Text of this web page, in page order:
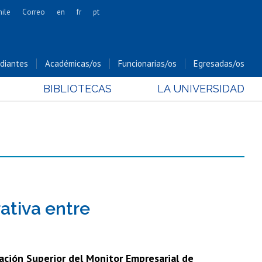
Cs. Forestales y Conservación
Cs. Sociales
Bachillerato
Correo en fr pt
Académicas/os Funcionarias/os Egresadas/os
BIBLIOTECAS LA UNIVERSIDAD
entre
Superior del Monitor Empresarial de